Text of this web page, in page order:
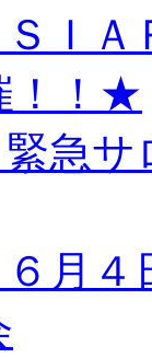
ＳＩ
！！★
緊急
６月